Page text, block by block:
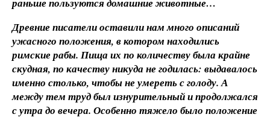
Древние писатели оставили нам много описаний
ужасного положения, в котором находились
римские рабы. Пища их по количеству была крайне
скудная, по качеству никуда не годилась: выдавалось
именно столько, чтобы не умереть с голоду. А
между тем труд был изнурительный и продолжался
с утра до вечера. Особенно тяжело было положение